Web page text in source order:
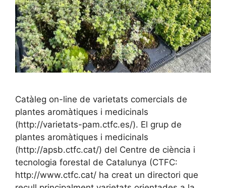
Catàleg on-line de varietats comercials de
plantes aromàtiques i medicinals
(http://varietats-pam.ctfc.es/). El grup de
plantes aromàtiques i medicinals
(http://apsb.ctfc.cat/) del Centre de ciència i
tecnologia forestal de Catalunya (CTFC:
http://www.ctfc.cat/ ha creat un directori que